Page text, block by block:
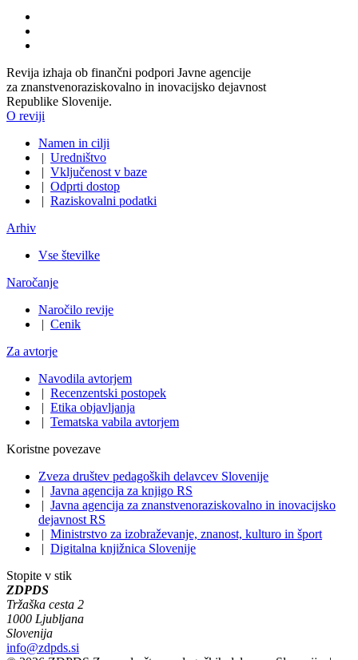
Revija izhaja ob finančni podpori Javne agencije
za znanstvenoraziskovalno in inovacijsko dejavnost
Republike Slovenije.
O reviji
Namen in cilji
| Uredništvo
| Vključenost v baze
| Odprti dostop
| Raziskovalni podatki
Arhiv
Vse številke
Naročanje
Naročilo revije
| Cenik
Za avtorje
Navodila avtorjem
| Recenzentski postopek
| Etika objavljanja
| Tematska vabila avtorjem
Koristne povezave
Zveza društev pedagoških delavcev Slovenije
| Javna agencija za knjigo RS
| Javna agencija za znanstvenoraziskovalno in inovacijsko
dejavnost RS
| Ministrstvo za izobraževanje, znanost, kulturo in šport
| Digitalna knjižnica Slovenije
Stopite v stik
ZDPDS
Tržaška cesta 2
1000 Ljubljana
Slovenija
info@zdpds.si